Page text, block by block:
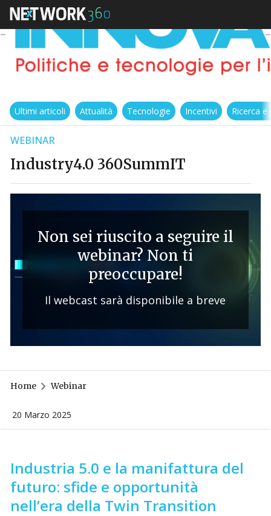
Ultimi articoli Attualità Tecnologie Incentivi Ricerca
WEBINAR
Industry4.0 360SummIT
Non sei riuscito a seguire il
webinar? Non ti
preoccupare!
Il webcast sarà disponibile a breve
Home Webinar
20 Marzo 2025
Industria 5.0 e la manifattura del
futuro: sfide e opportunità
nell’era della Twin Transition